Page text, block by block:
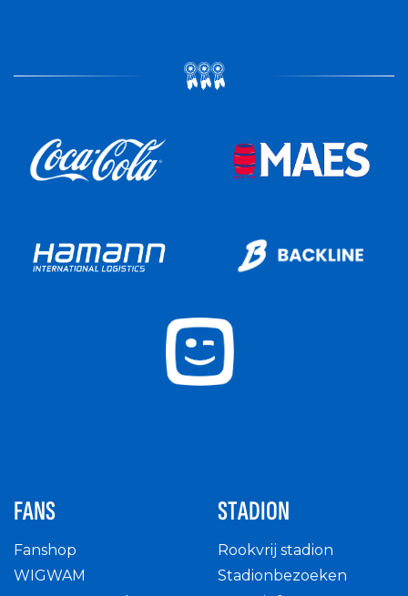
FANS
Fanshop
WIGWAM
STADION
Rookvrij stadion
Stadionbezoeken